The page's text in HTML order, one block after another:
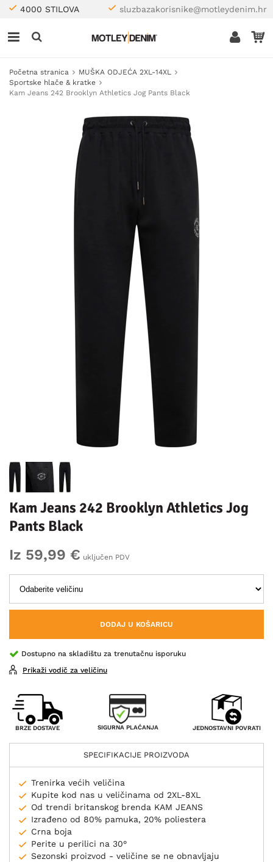
4000 STILOVA sluzbazakorisnike@motleydenim.hr
Početna stranica
MUŠKA ODJEĆA 2XL-14XL
Sportske hlače & kratke
Kam Jeans 242 Brooklyn Athletics Jog Pants Black
Kam Jeans 242 Brooklyn Athletics Jog
Pants Black
Iz 59,99 € uključen PDV
DODAJ U KOŠARICU
Dostupno na skladištu za trenutačnu isporuku
Prikaži vodič za veličinu
BRZE DOSTAVE SIGURNA PLAĆANJA JEDNOSTAVNI POVRATI
SPECIFIKACIJE PROIZVODA
Trenirka većih veličina
Kupite kod nas u veličinama od 2XL-8XL
Od trendi britanskog brenda KAM JEANS
Izrađeno od 80% pamuka, 20% poliestera
Crna boja
Perite u perilici na 30°
Sezonski proizvod - veličine se ne obnavljaju